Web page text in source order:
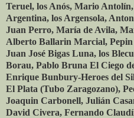
Teruel, los Anós, Mario
Argentina, los Argensola,
Juan Perro, María de Avila,
Alberto Ballarin Marcial,
Juan José Bigas Luna, los
Borau, Pablo Bruna El Ciego
Enrique Bunbury-Heroes del
El Plata (Tubo Zaragozano),
Joaquin Carbonell, Julián
David Civera, Fernando